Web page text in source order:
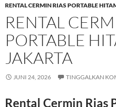
RENTAL CERMIN RIAS PORTABLE
RENTAL
PORTABLE
JAKARTA
JUNI 24, 2026 TINGGALKAN
Rental Cermin Rias